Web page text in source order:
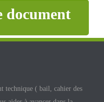
document
technique ( bail, cahier des